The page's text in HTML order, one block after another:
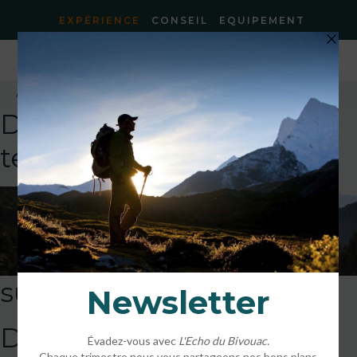
EXPÉRIENCE CONSEIL EQUIPEMENT
Accueil Randonnée sur-mesure sur-mesure_web
DEFAULT
template!!!!!attachment
sur-mesure_web
DEFAULT